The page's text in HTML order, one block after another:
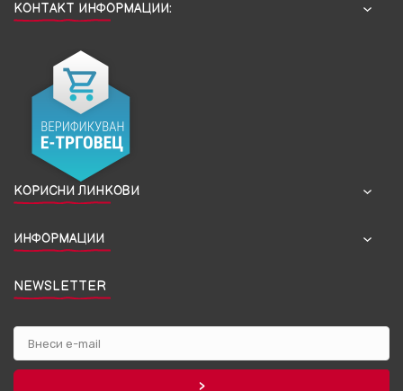
КОНТАКТ ИНФОРМАЦИИ:
КОРИСНИ ЛИНКОВИ
ИНФОРМАЦИИ
NEWSLETTER